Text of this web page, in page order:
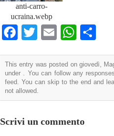
anti-carro-
ucraina.webp
Facebook
TwitterEmail
This entry was posted on giovedì,
under . You can follow any
feed. You can skip to the end and
not allowed.
Scrivi un commento